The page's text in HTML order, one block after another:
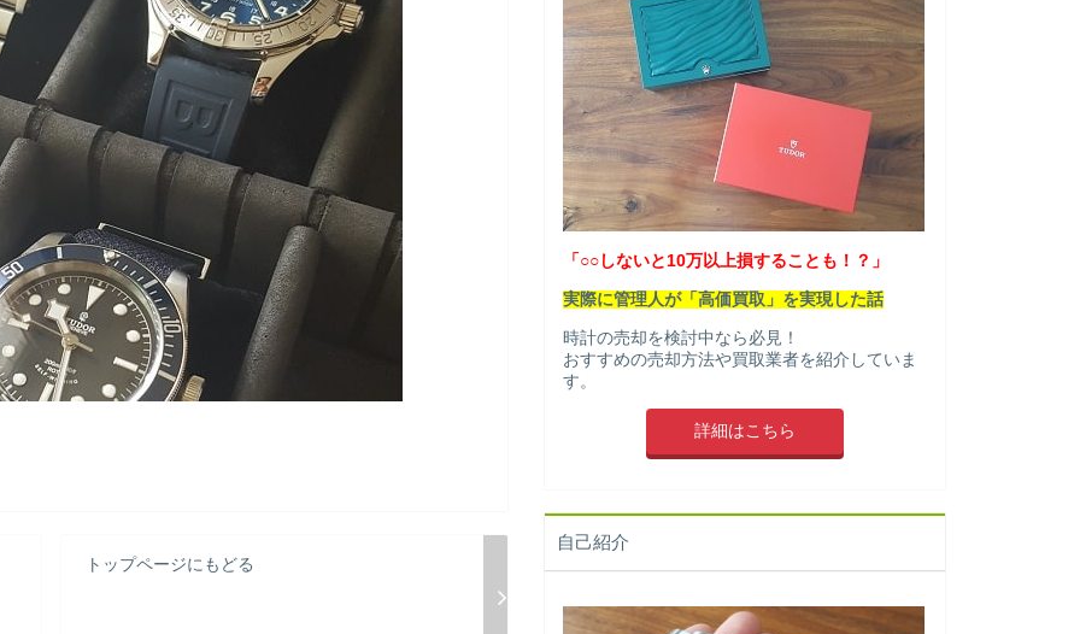
トップページにもどる
「○○しないと10万以上損することも！？」
実際に管理人が「高価買取」を実現した話
時計の売却を検討中なら必見！
おすすめの売却方法や買取業者を紹介していま
す。
詳細はこちら
自己紹介